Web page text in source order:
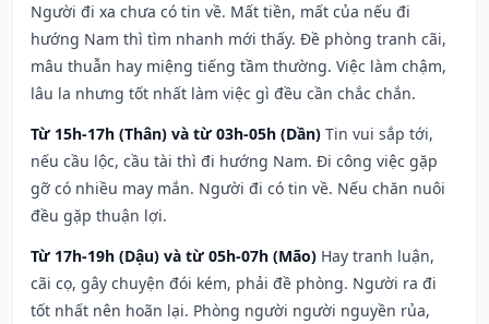
Người đi xa chưa có tin về. Mất tiền, mất của nếu đi
hướng Nam thì tìm nhanh mới thấy. Đề phòng tranh cãi,
mâu thuẫn hay miệng tiếng tầm thường. Việc làm chậm,
lâu la nhưng tốt nhất làm việc gì đều cần chắc chắn.
Từ 15h-17h (Thân) và từ 03h-05h (Dần) Tin vui sắp tới,
nếu cầu lộc, cầu tài thì đi hướng Nam. Đi công việc gặp
gỡ có nhiều may mắn. Người đi có tin về. Nếu chăn nuôi
đều gặp thuận lợi.
Từ 17h-19h (Dậu) và từ 05h-07h (Mão) Hay tranh luận,
cãi cọ, gây chuyện đói kém, phải đề phòng. Người ra đi
tốt nhất nên hoãn lại. Phòng người người nguyền rủa,